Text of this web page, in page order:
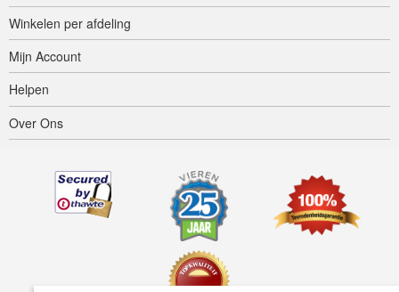
Winkelen per afdeling
Mijn Account
Helpen
Over Ons